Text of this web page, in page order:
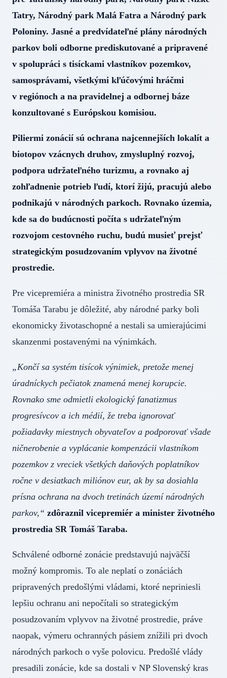
Tatry, Národný park Malá Fatra a Národný park
Poloniny. Jasné a predvídateľné plány národných
parkov boli odborne prediskutované a pripravené
v spolupráci s tisíckami vlastníkov pozemkov,
samosprávami, všetkými kľúčovými hráčmi
v regiónoch a na pravidelnej a odbornej báze
konzultované s Európskou komisiou.
Piliermi zonácií sú ochrana najcennejších lokalít a
biotopov vzácnych druhov, zmysluplný rozvoj,
podpora udržateľného turizmu, a rovnako aj
zohľadnenie potrieb ľudí, ktorí žijú, pracujú alebo
podnikajú v národných parkoch. Rovnako územia,
kde sa do budúcnosti počíta s udržateľným
rozvojom cestovného ruchu, budú musieť prejsť
strategickým posudzovaním vplyvov na životné
prostredie.
Pre vicepremiéra a ministra životného prostredia SR
Tomáša Tarabu je dôležité, aby národné parky boli
ekonomicky životaschopné a nestali sa umierajúcimi
skanzenmi postavenými na výnimkách.
„Končí sa systém tisícok výnimiek, pretože menej
úradníckych pečiatok znamená menej korupcie.
Rovnako sme odmietli ekologický fanatizmus
progresívcov a ich médií, že treba ignorovať
požiadavky miestnych obyvateľov a podporovať všade
ničnerobenie a vyplácanie kompenzácii vlastníkom
pozemkov z vreciek všetkých daňových poplatníkov
ročne v desiatkach miliónov eur, ak by sa dosiahla
prísna ochrana na dvoch tretinách území národných
parkov,“ zdôraznil vicepremiér a minister životného
prostredia SR Tomáš Taraba.
Schválené odborné zonácie predstavujú najväčší
možný kompromis. To ale neplatí o zonáciách
pripravených predošlými vládami, ktoré nepriniesli
lepšiu ochranu ani nepočítali so strategickým
posudzovaním vplyvov na životné prostredie, práve
naopak, výmeru ochranných pásiem znížili pri dvoch
národných parkoch o vyše polovicu. Predošlé vlády
presadili zonácie, kde sa dostali v NP Slovenský kras